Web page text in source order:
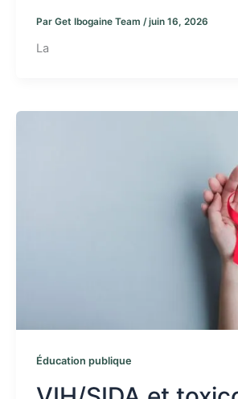
Par Get Ibogaine Team /juin 16, 2026
La
Éducation publique